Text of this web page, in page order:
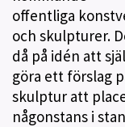
offentliga
och skulpturer.
då på idén att
göra ett förslag
skulptur att
någonstans i